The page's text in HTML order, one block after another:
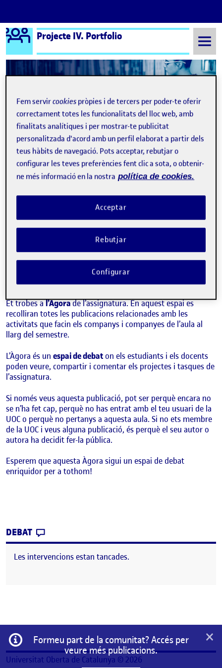
Saltar al contingut
Logo Ágora
Projecte IV. Portfolio
Semestre 20152 - Aula 1 Benvinguts i benvingudes!
Benvinguts i benvingudes!
Publicat per
Quelic Berga Carreras
Visibilitat:
Públic-Data de publicació
8 Set. 20218 setembre, 2021 11:10 pm
Hola!
Aquesta publicació s’ha generat automàticament a l’Àgora.
Et trobes al’Àgorade l’assignatura. En aquest espai es
recolliran totes les publicacions relacionades amb les
activitats que facin els companys i companyes de l’aula al
llarg del semestre.
L’Àgora és un espai de debaton els estudiants i els docents
poden veure, compartir i comentar els projectes i tasques de
l’assignatura.
Si només veus aquesta publicació, pot ser perquè encara no
se n’ha fet cap, perquè no has entrat amb el teu usuari de la
UOC o perquè no pertanys a aquesta aula. Si no ets membre
de la UOC i veus alguna publicació, és perquè el seu autor o
autora ha decidit fer-la pública.
Esperem que aquesta Àgora sigui un espai de debat
enriquidor per a tothom!
DEBAT
Les intervencions estan tancades.
Informació
Formeu part de la comunitat? Accés per
veure més publicacions.
×
Universitat Oberta de Catalunya © 2026
Fem servircookies pròpies i de tercers per poder-te oferir
correctament totes les funcionalitats del lloc web, amb
finalitats analítiques i per mostrar-te publicitat
personalitzada d'acord amb un perfil elaborat a partir dels
teus hàbits de navegació. Pots acceptar, rebutjar o
configurar les teves preferències fent clic a sota, o obtenir-
ne més informació en la nostra política de cookies.
Rebutjar
Acceptar
Configurar